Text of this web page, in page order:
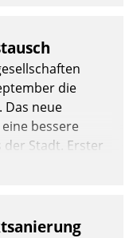
die
Das neue
bessere
Stadt. Erster
API-Hub mit